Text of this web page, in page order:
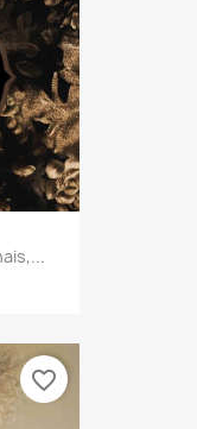
favorite_border